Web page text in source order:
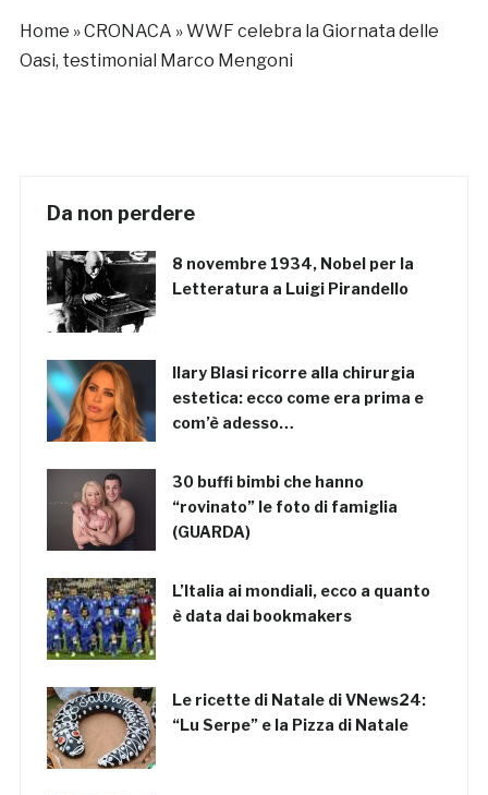
Home »CRONACA »WWF celebra la Giornata delle
Oasi, testimonial Marco Mengoni
Da non perdere
8 novembre 1934, Nobel per la
Letteratura a Luigi Pirandello
Ilary Blasi ricorre alla chirurgia
estetica: ecco come era prima e
com’è adesso…
30 buffi bimbi che hanno
“rovinato” le foto di famiglia
(GUARDA)
L’Italia ai mondiali, ecco a quanto
è data dai bookmakers
Le ricette di Natale di VNews24:
“Lu Serpe” e la Pizza di Natale